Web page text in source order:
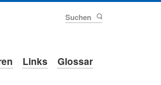
Links Glossar